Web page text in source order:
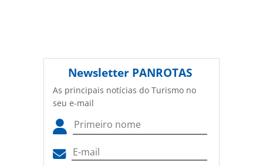
Newsletter PANROTAS
As principais notícias do Turismo no
seu e-mail